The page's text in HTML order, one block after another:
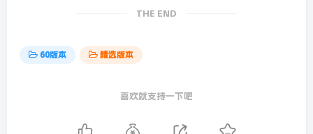
THE END
60版本 精选版本
喜欢就支持一下吧